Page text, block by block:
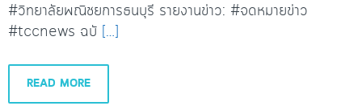
#วิทยาลัยพณิชยการธนบุรี รายงานข่าว: #จดหมายข่าว
#tccnews ฉบั […]
READ MORE